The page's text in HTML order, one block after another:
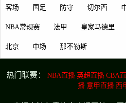
客场 国足 防守 切尔西
NBA常规赛 法甲 皇家马德里
北京 中场 那不勒斯
热门联赛： NBA直播 英超直播 CBA
播 意甲直播 西